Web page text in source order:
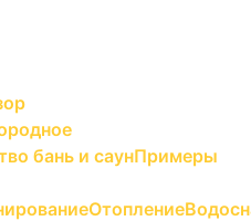
бань и саунПримеры
Отопление